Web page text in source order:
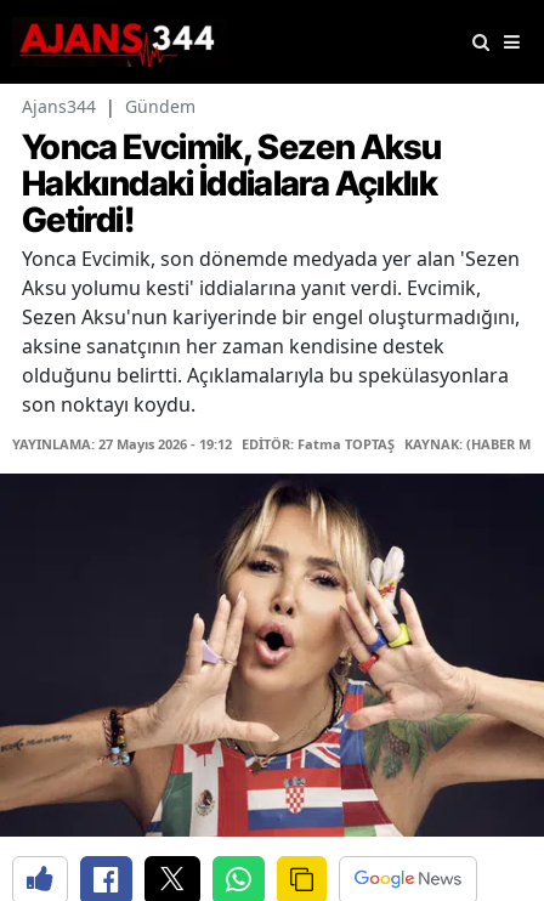
Ajans344 | Gündem
Yonca Evcimik, Sezen Aksu
Hakkındaki İddialara Açıklık
Getirdi!
Yonca Evcimik, son dönemde medyada yer alan 'Sezen
Aksu yolumu kesti' iddialarına yanıt verdi. Evcimik,
Sezen Aksu'nun kariyerinde bir engel oluşturmadığını,
aksine sanatçının her zaman kendisine destek
olduğunu belirtti. Açıklamalarıyla bu spekülasyonlara
son noktayı koydu.
YAYINLAMA: 27 Mayıs 2026 - 19:12 EDİTÖR: Fatma TOPTAŞ KAYNAK: (HABER